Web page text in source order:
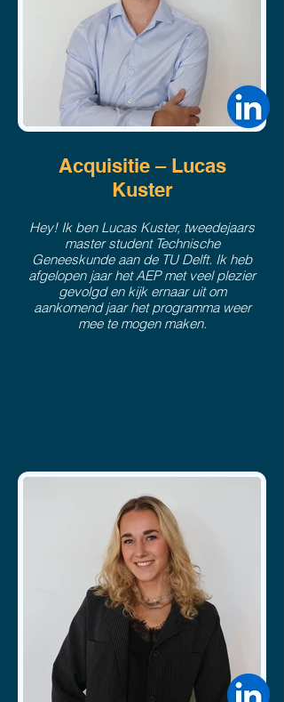
Acquisitie – Lucas
Kuster
Hey! Ik ben Lucas Kuster, tweedejaars
master student Technische
Geneeskunde aan de TU Delft. Ik heb
afgelopen jaar het AEP met veel plezier
gevolgd en kijk ernaar uit om
aankomend jaar het programma weer
mee te mogen maken.